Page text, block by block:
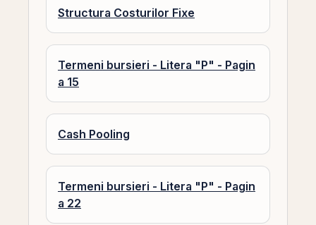
Structura Costurilor Fixe
Termeni bursieri - Litera "P" - Pagin
a 15
Cash Pooling
Termeni bursieri - Litera "P" - Pagin
a 22